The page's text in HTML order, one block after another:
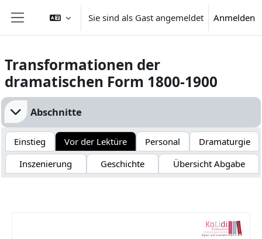
Website-Übersicht
Sie sind als Gast angemeldet Anmelden
Transformationen der
dramatischen Form 1800-1900
Abschnittsübersicht
Abschnitte
Einstieg Vor der Lektüre Personal
Dramaturgie
Inszenierung
Geschichte Übersicht Abgabe